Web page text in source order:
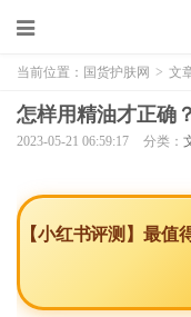
当前位置： 国货护肤网 > 文
怎样用精油才正确
2023-05-21 06:59:17 分类：
【小红书评测】最